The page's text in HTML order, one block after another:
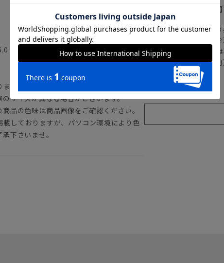
（8）・26.5（8.5）・27.0（9）】
す。
サイズが異なる場合がございます。
品の色味は商品画像をご確認ください。
しておりますが、パソコン環境により色
下さいませ。
アイコンについて】
注文画面でお急ぎ発送
さらにメルマガ会員様
正商品の場合は対応不可
詳しくはこちら